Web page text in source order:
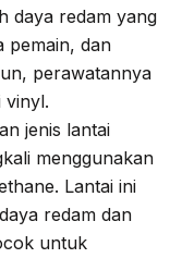
daya redam yang
pemain, dan
perawatannya
vinyl.
jenis lantai
menggunakan
Lantai ini
redam dan
untuk